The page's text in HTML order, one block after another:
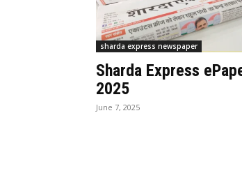
sharda express newspaper
Sharda Express
2025
June 7, 2025